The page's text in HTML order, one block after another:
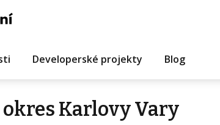
Developerské projekty Blog
Karlovy Vary